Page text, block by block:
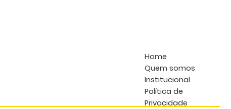
Home
Quem somos
Institucional
Política de
Privacidade